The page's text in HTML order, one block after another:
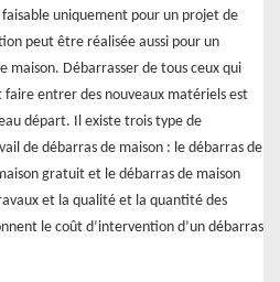
faisable uniquement pour un projet de
peut être réalisée aussi pour un
maison. Débarrasser de tous ceux qui
faire entrer des nouveaux matériels est
départ. Il existe trois type de
de débarras de maison : le débarras de
gratuit et le débarras de maison
et la qualité et la quantité des
le coût d’intervention d’un débarras